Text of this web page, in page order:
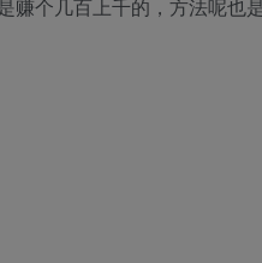
个几百上千的，方法呢也